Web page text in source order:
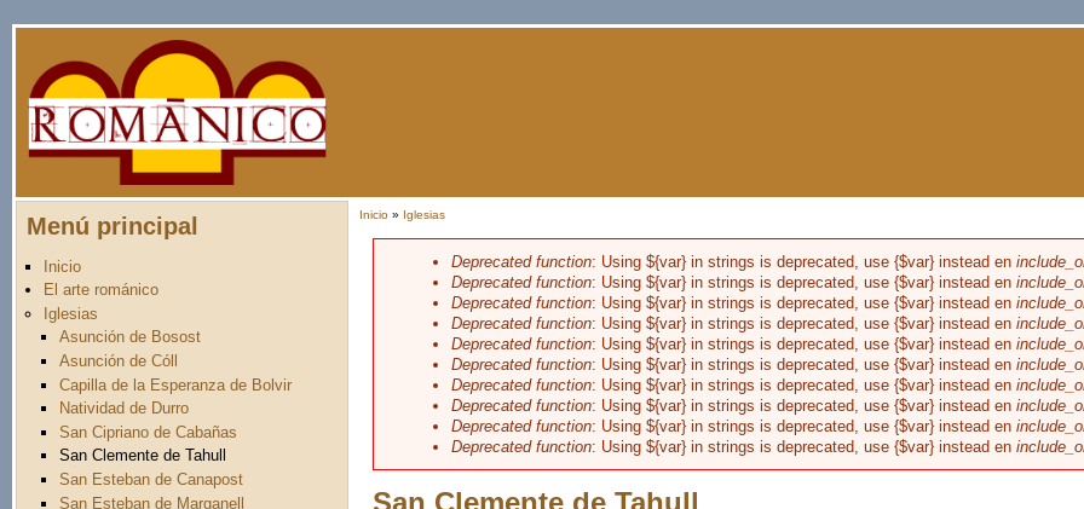
Menú principal
Inicio
El arte románico
Iglesias
Asunción de Bosost
Asunción de Cóll
Capilla de la Esperanza de Bolvir
Natividad de Durro
San Cipriano de Cabañas
San Clemente de Tahull
San Esteban de Canapost
San Esteban de Marganell
Usted está aquí
Inicio » Iglesias
Mensaje de error
Deprecated function: Using ${var} in strings is deprecated, use {$var} instead en
Deprecated function: Using ${var} in strings is deprecated, use {$var} instead en
Deprecated function: Using ${var} in strings is deprecated, use {$var} instead en
Deprecated function: Using ${var} in strings is deprecated, use {$var} instead en
Deprecated function: Using ${var} in strings is deprecated, use {$var} instead en
Deprecated function: Using ${var} in strings is deprecated, use {$var} instead en
Deprecated function: Using ${var} in strings is deprecated, use {$var} instead en
Deprecated function: Using ${var} in strings is deprecated, use {$var} instead en
Deprecated function: Using ${var} in strings is deprecated, use {$var} instead en
Deprecated function: Using ${var} in strings is deprecated, use {$var} instead en